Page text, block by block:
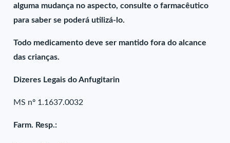
alguma mudança no aspecto, consulte o farmacêutico
para saber se poderá utilizá-lo.
Todo medicamento deve ser mantido fora do alcance
das crianças.
Dizeres Legais do Anfugitarin
MS nº 1.1637.0032
Farm. Resp.: